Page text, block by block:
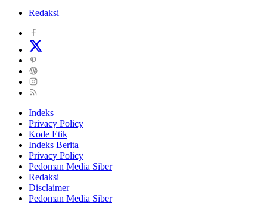
Redaksi
Indeks
Privacy Policy
Kode Etik
Indeks Berita
Privacy Policy
Pedoman Media Siber
Redaksi
Disclaimer
Pedoman Media Siber